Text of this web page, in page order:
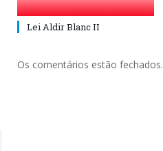
Lei Aldir Blanc II
Os comentários estão fechados.